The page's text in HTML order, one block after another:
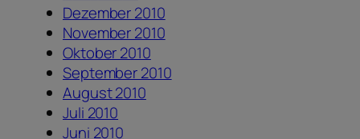
Dezember 2010
November 2010
Oktober 2010
September 2010
August 2010
Juli 2010
Juni 2010